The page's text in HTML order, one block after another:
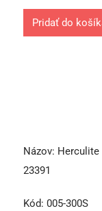
Pridať do
Názov: Herculite
23391
Kód: 005-300S